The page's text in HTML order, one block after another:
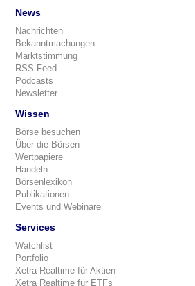
News
Nachrichten
Bekanntmachungen
Marktstimmung
RSS-Feed
Podcasts
Newsletter
Wissen
Börse besuchen
Über die Börsen
Wertpapiere
Handeln
Börsenlexikon
Publikationen
Events und Webinare
Services
Watchlist
Portfolio
Xetra Realtime für Aktien
Xetra Realtime für ETFs